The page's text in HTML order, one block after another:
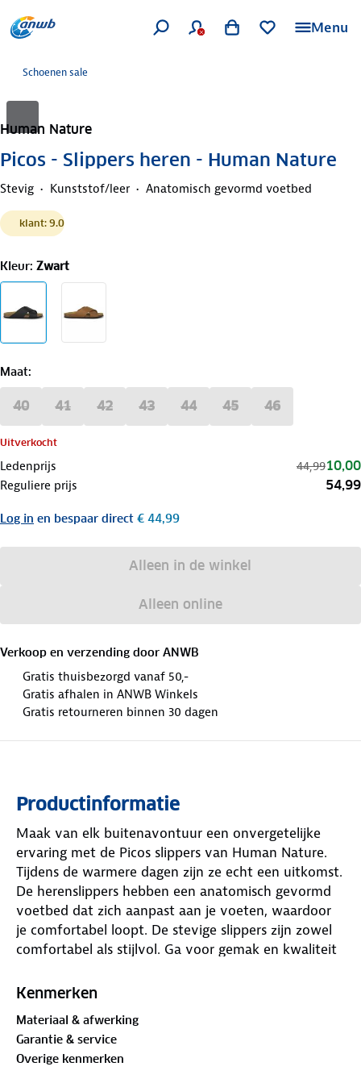
Menu
Schoenen sale
Human Nature
Picos - Slippers heren - Human Nature
Stevig Kunststof/leer Anatomisch gevormd voetbed
klant: 9.0
Kleur: Zwart
Maat:
40 41 42 43 44 45 46
Uitverkocht
Ledenprijs 44,9910,00
Reguliere prijs 54,99
Log in en bespaar direct € 44,99
Alleen in de winkel
Alleen online
Verkoop en verzending door ANWB
Gratis thuisbezorgd vanaf 50,-
Gratis afhalen in ANWB Winkels
Gratis retourneren binnen 30 dagen
Productinformatie
Maak van elk buitenavontuur een onvergetelijke
ervaring met de Picos slippers van Human Nature.
Tijdens de warmere dagen zijn ze echt een uitkomst.
De herenslippers hebben een anatomisch gevormd
voetbed dat zich aanpast aan je voeten, waardoor
je comfortabel loopt. De stevige slippers zijn zowel
comfortabel als stijlvol. Ga voor gemak en kwaliteit
Kenmerken
Materiaal & afwerking
Garantie & service
Overige kenmerken